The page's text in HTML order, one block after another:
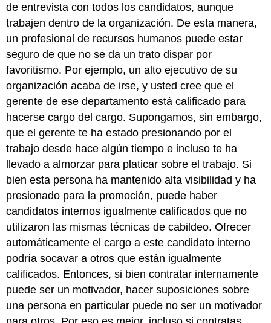
de entrevista con todos los candidatos, aunque
trabajen dentro de la organización. De esta manera,
un profesional de recursos humanos puede estar
seguro de que no se da un trato dispar por
favoritismo. Por ejemplo, un alto ejecutivo de su
organización acaba de irse, y usted cree que el
gerente de ese departamento está calificado para
hacerse cargo del cargo. Supongamos, sin embargo,
que el gerente te ha estado presionando por el
trabajo desde hace algún tiempo e incluso te ha
llevado a almorzar para platicar sobre el trabajo. Si
bien esta persona ha mantenido alta visibilidad y ha
presionado para la promoción, puede haber
candidatos internos igualmente calificados que no
utilizaron las mismas técnicas de cabildeo. Ofrecer
automáticamente el cargo a este candidato interno
podría socavar a otros que están igualmente
calificados. Entonces, si bien contratar internamente
puede ser un motivador, hacer suposiciones sobre
una persona en particular puede no ser un motivador